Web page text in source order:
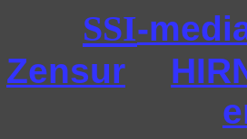
SSI-
Zensur